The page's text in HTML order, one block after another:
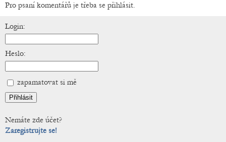
Pro psaní komentářů je třeba se přihlásit.
Login:
Heslo:
zapamatovat si mě
Nemáte zde účet?
Zaregistrujte se!